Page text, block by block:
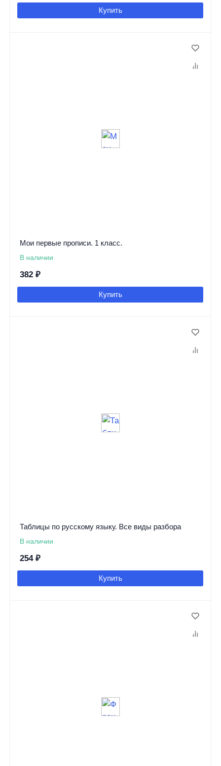
Купить
Мои первые прописи. 1 класс.
В наличии
382 ₽
Купить
Таблицы по русскому языку. Все виды разбора
В наличии
254 ₽
Купить